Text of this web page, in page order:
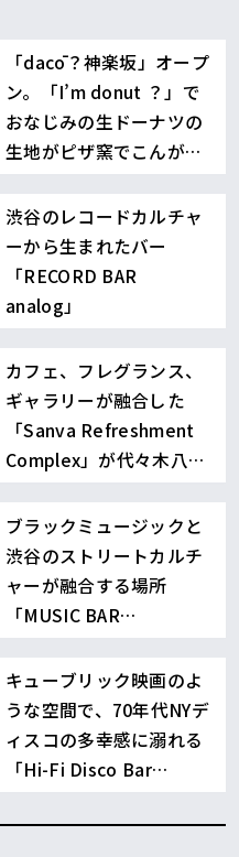
「dacō？神楽坂」オープ
ン。「I’m donut ？」で
おなじみの生ドーナツの
生地がピザ窯でこんが
り！
渋谷のレコードカルチャ
ーから生まれたバー
「RECORD BAR
analog」
カフェ、フレグランス、
ギャラリーが融合した
「Sanva Refreshment
Complex」が代々木八幡
に誕生
ブラックミュージックと
渋谷のストリートカルチ
ャーが融合する場所
「MUSIC BAR
BOUNCE」
キューブリック映画のよ
うな空間で、70年代NYデ
ィスコの多幸感に溺れる
「Hi-Fi Disco Bar
Chaos」渋谷